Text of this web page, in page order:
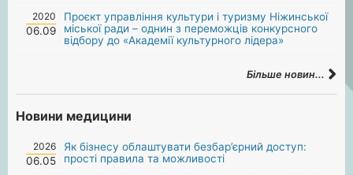
2020
06.09
Проєкт управління культури і туризму Ніжинської
міської ради – однин з переможців конкурсного
відбору до «Академії культурного лідера»
Більше новин...
Новини медицини
2026
06.05
Як бізнесу облаштувати безбар’єрний доступ:
прості правила та можливості